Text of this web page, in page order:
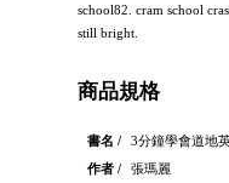
school82. cram school
still bright.
商品規格
書名 /
3分鐘學會道地
作者 /
張瑪麗